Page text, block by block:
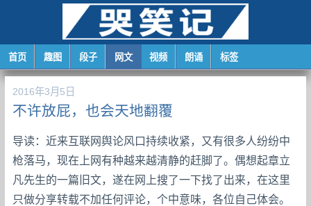
首页 趣图 段子 网文 视频 朗诵 标签
2016年3月5日
不许放屁，也会天地翻覆
导读：近来互联网舆论风口持续收紧，又有很多人纷纷中
枪落马，现在上网有种越来越清静的赶脚了。偶想起章立
凡先生的一篇旧文，遂在网上搜了一下找了出来，在这里
只做分享转载不加任何评论，个中意味，各位自己体会。